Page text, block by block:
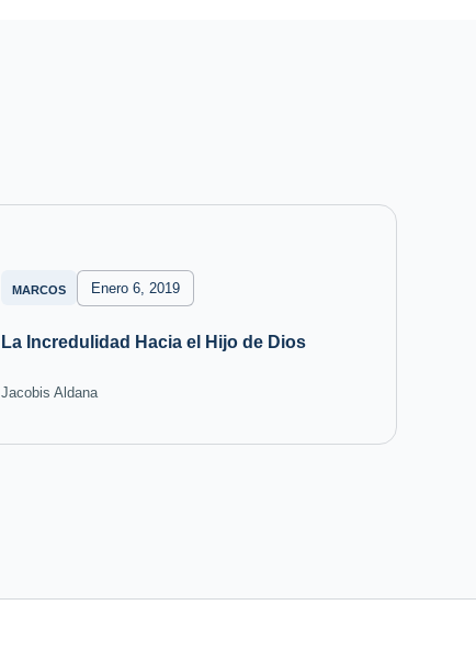
MARCOS Enero 6, 2019
La Incredulidad Hacia el Hijo de Dios
Jacobis Aldana